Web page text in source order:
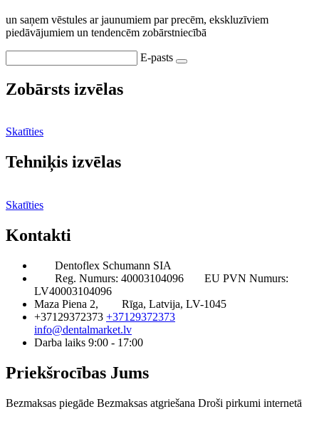
un saņem vēstules ar jaunumiem par precēm, ekskluzīviem
piedāvājumiem un tendencēm zobārstniecībā
E-pasts
Zobārsts izvēlas
Skatīties
Tehniķis izvēlas
Skatīties
Kontakti
Dentoflex Schumann SIA
Reg. Numurs: 40003104096
EU PVN Numurs:
LV40003104096
Maza Piena 2,
Rīga, Latvija, LV-1045
+37129372373 +37129372373
info@dentalmarket.lv
Darba laiks 9:00 - 17:00
Priekšrocības Jums
Bezmaksas piegāde Bezmaksas atgriešana Droši pirkumi internetā